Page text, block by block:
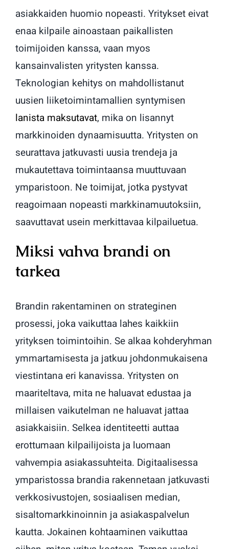
asiakkaiden huomio nopeasti. Yritykset eivat
enaa kilpaile ainoastaan paikallisten
toimijoiden kanssa, vaan myos
kansainvalisten yritysten kanssa.
Teknologian kehitys on mahdollistanut
uusien liiketoimintamallien syntymisen
lanista maksutavat, mika on lisannyt
markkinoiden dynaamisuutta. Yritysten on
seurattava jatkuvasti uusia trendeja ja
mukautettava toimintaansa muuttuvaan
ymparistoon. Ne toimijat, jotka pystyvat
reagoimaan nopeasti markkinamuutoksiin,
saavuttavat usein merkittavaa kilpailuetua.
Miksi vahva brandi on
tarkea
Brandin rakentaminen on strateginen
prosessi, joka vaikuttaa lahes kaikkiin
yrityksen toimintoihin. Se alkaa kohderyhman
ymmartamisesta ja jatkuu johdonmukaisena
viestintana eri kanavissa. Yritysten on
maariteltava, mita ne haluavat edustaa ja
millaisen vaikutelman ne haluavat jattaa
asiakkaisiin. Selkea identiteetti auttaa
erottumaan kilpailijoista ja luomaan
vahvempia asiakassuhteita. Digitaalisessa
ymparistossa brandia rakennetaan jatkuvasti
verkkosivustojen, sosiaalisen median,
sisaltomarkkinoinnin ja asiakaspalvelun
kautta. Jokainen kohtaaminen vaikuttaa